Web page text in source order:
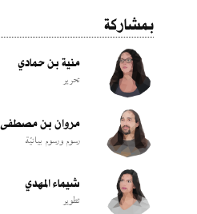
بمشاركة
منية بن حمادي
تحرير
مروان بن مصطفى
رسوم ورسوم بيانيّة
شيماء المهدي
تطوير